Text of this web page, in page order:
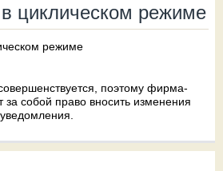
циклическом режиме
поэтому фирма-
за собой право вносить изменения